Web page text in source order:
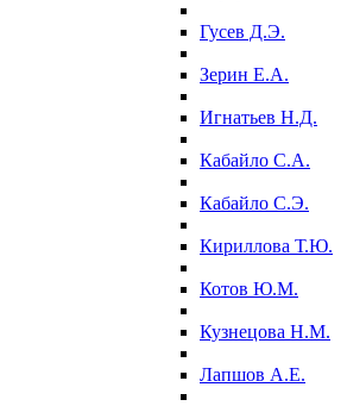
Гусев Д.Э.
Зерин Е.А.
Игнатьев Н.Д.
Кабайло С.А.
Кабайло С.Э.
Кириллова Т.Ю.
Котов Ю.М.
Кузнецова Н.М.
Лапшов А.Е.